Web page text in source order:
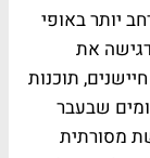
יותר באופי
את
תוכנות
שבעבר
מסורתית